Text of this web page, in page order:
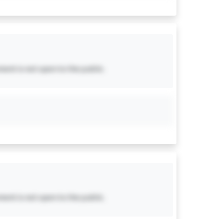
is not open to the public.
is not open to the public.